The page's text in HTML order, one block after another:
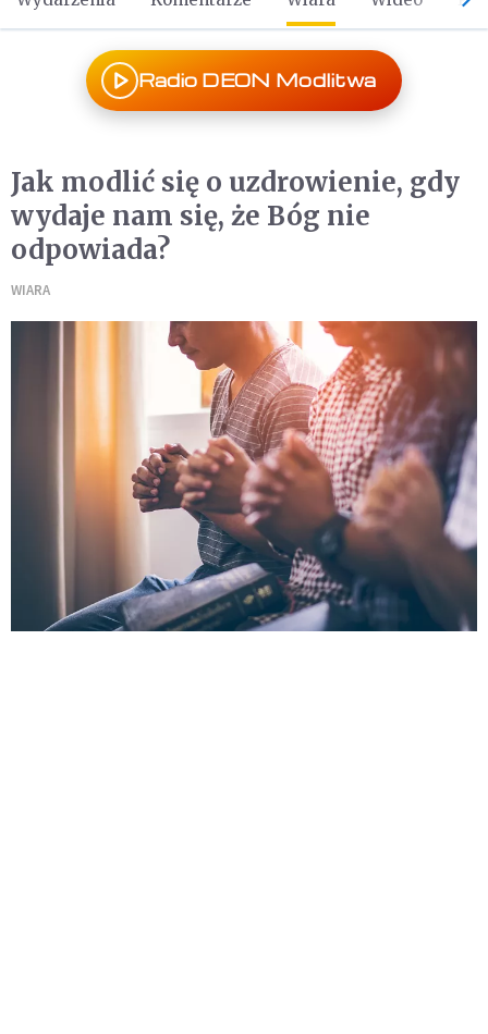
Radio DEON Modlitwa
Jak modlić się o uzdrowienie, gdy
wydaje nam się, że Bóg nie
odpowiada?
WIARA